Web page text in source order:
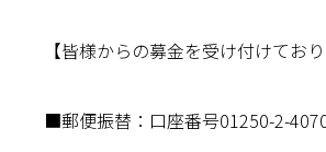
【皆様からの募金を受け付けており
■郵便振替：口座番号01250-2-